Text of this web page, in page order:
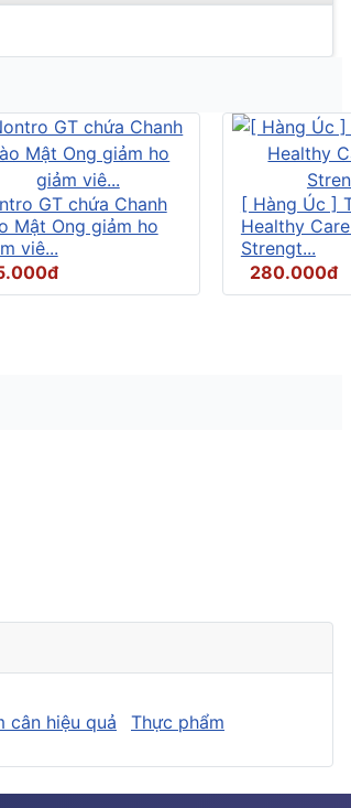
GT chứa Chanh
Mật Ong giảm ho
viê...
[ Hàng Úc ]
Healthy
Strengt...
280.000đ
cân hiệu quả Thực phẩm